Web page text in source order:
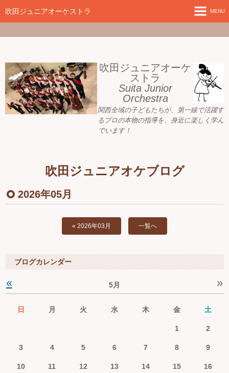
verification=nW1XDOjsXUeBk5Tr0WL2kTnlmTP78udH3yRHAbTSBv8
吹田ジュニアオーケストラ
吹田ジュニアオーケ
ストラ
Suita Junior
Orchestra
関西全域の子どもたちが、
第一線で活躍す
るプロの本物の指導を、身近に楽しく学ん
でいます！
MENU
ホーム
新着情報
活動目標
指導者ご紹介
プレジュニア クラス
練習会場
お問い合わせ
ジュニアオケブログ
吹田ジュニアオケブログ
2026年05月
« 2026年03月 一覧へ
ブログカレンダー
« 5月 »
日 月 火 水 木 金 土
1 2
3 4 5 6 7 8 9
10 11 12 13 14 15 16